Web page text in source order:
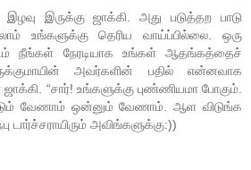
இருக்கு ஜாக்கி. அது படுத்தற பாடு
உங்களுக்கு தெரிய வாய்ப்பில்லை. ஒரு
நீங்கள் நேரடியாக உங்கள் ஆதங்கத்தைச்
அவர்களின் பதில் என்னவாக
ஜாக்கி. “சார்! உங்களுக்கு புண்ணியமா போகும்.
வேணாம் ஒன்னும் வேணாம். ஆள விடுங்க
டார்ச்சராயிரும் அவிங்களுக்கு:))